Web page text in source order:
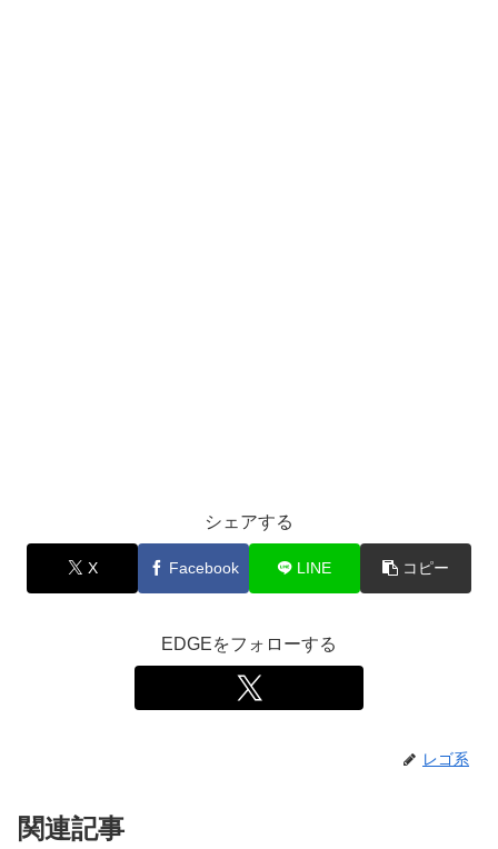
シェアする
X Facebook LINE コピー
EDGEをフォローする
レゴ系
関連記事